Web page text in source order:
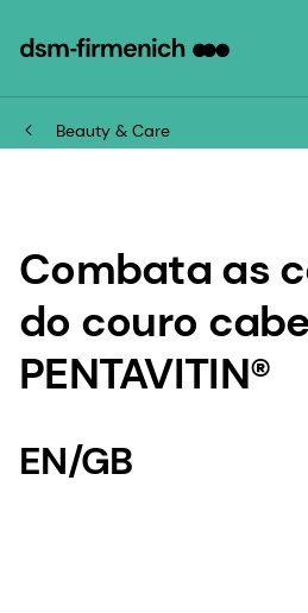
Beauty & Care
Combata as
do couro
PENTAVITIN®
EN/GB